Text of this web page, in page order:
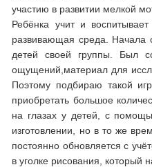
участию в развитии мелкой
Ребёнка учит и
развивающая среда. Начала
детей своей группы. Был
ощущений,материал для
Поэтому подбираю такой
приобретать большое
на глазах у детей, с
изготовлении, но в то же
постоянно обновляется с
в уголке рисования, который